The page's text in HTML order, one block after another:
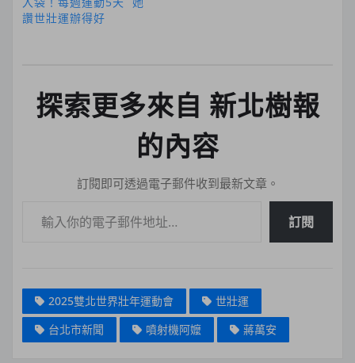
讚世壯運辦得好
探索更多來自 新北樹報
的內容
訂閱即可透過電子郵件收到最新文章。
訂閱
2025雙北世界壯年運動會
世壯運
台北市新聞
噴射機阿嬤 蔣萬安